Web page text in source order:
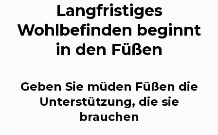
Langfristiges
Wohlbefinden beginnt
in den Füßen
Geben Sie müden Füßen die
Unterstützung, die sie
brauchen